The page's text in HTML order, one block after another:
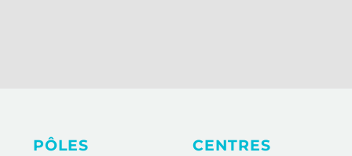
PÔLES
CENTRES